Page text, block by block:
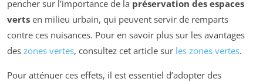
pencher sur l’importance de la préservation des espaces
verts en milieu urbain, qui peuvent servir de remparts
contre ces nuisances. Pour en savoir plus sur les avantages
des zones vertes, consultez cet article sur les zones vertes.
Pour atténuer ces effets, il est essentiel d’adopter des